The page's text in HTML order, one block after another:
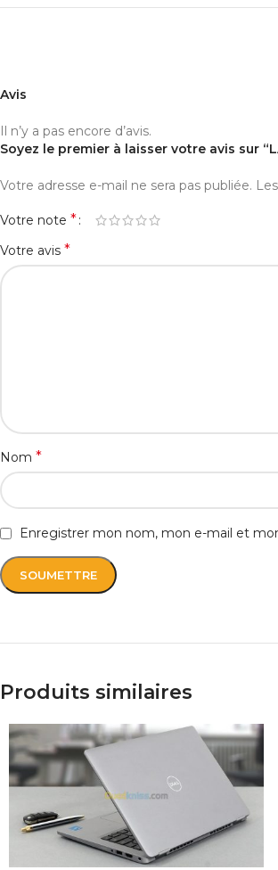
Avis
Il n’y a pas encore d’avis.
Soyez le premier à laisser votre avis sur
Votre adresse e-mail ne sera pas publiée.
Votre note *
Votre avis *
Nom *
Enregistrer mon nom, mon e-mail et
Produits similaires